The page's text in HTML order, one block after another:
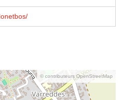
© contributeurs OpenStreetMap